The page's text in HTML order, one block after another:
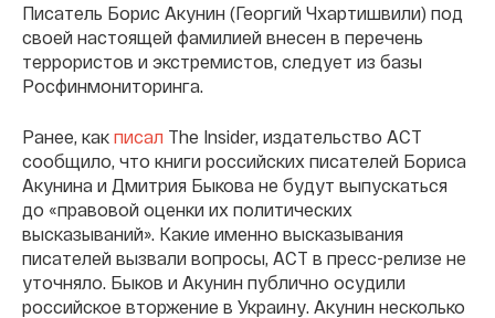
Писатель Борис Акунин (Георгий Чхартишвили) под
своей настоящей фамилией внесен в перечень
террористов и экстремистов, следует из базы
Росфинмониторинга.
Ранее, как писал The Insider, издательство АСТ
сообщило, что книги российских писателей Бориса
Акунина и Дмитрия Быкова не будут выпускаться
до «правовой оценки их политических
высказываний». Какие именно высказывания
писателей вызвали вопросы, АСТ в пресс-релизе не
уточняло. Быков и Акунин публично осудили
российское вторжение в Украину. Акунин несколько